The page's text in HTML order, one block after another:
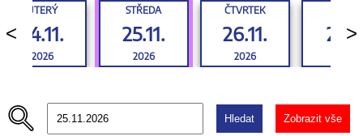
<
ÚTERÝ
24.11.
2026
STŘEDA
25.11.
2026
ČTVRTEK
26.11.
2026
>
Hledat Zobrazit vše